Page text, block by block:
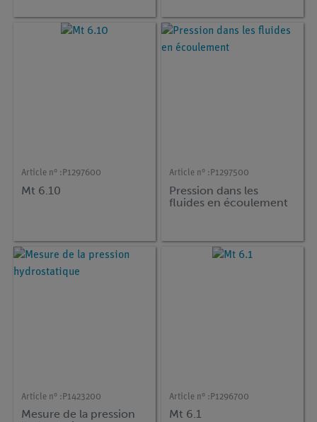
Article n° : P1297600
Mt 6.10
Article n° : P1297500
Pression dans les
fluides en écoulement
Article n° : P1423200
Mesure de la pression
Article n° : P1296700
Mt 6.1